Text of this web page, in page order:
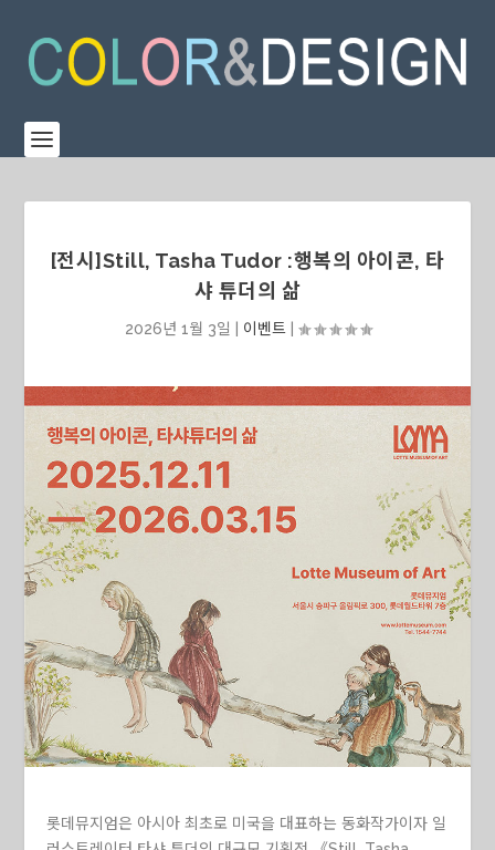
[전시]Still, Tasha Tudor :행복의 아이콘, 타
샤 튜더의 삶
2026년 1월 3일 이벤트|
롯데뮤지엄은 아시아 최초로 미국을 대표하는 동화작가이자 일